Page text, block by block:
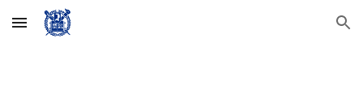
Skip to main content Skip to navigation